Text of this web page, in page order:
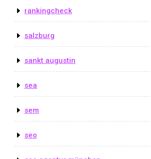
rankingcheck
salzburg
sankt augustin
sea
sem
seo